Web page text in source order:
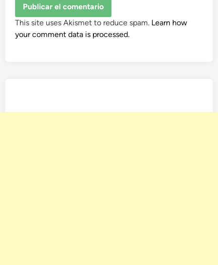
This site uses Akismet to reduce spam. Learn how
your comment data is processed.